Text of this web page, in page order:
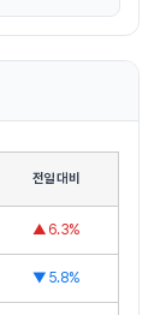
전일 대비
▲ 6.3%
▼ 5.8%